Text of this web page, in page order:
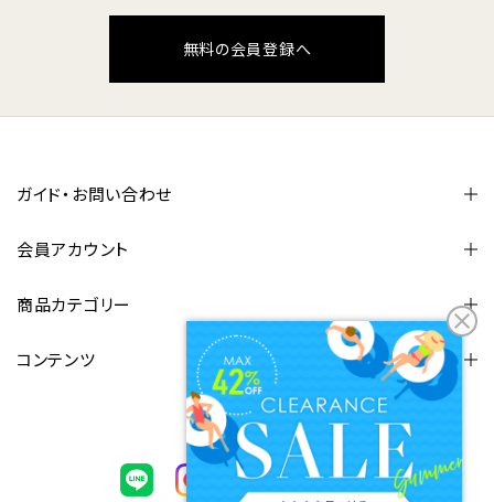
無料の会員登録へ
ガイド・お問い合わせ
会員アカウント
商品カテゴリー
コンテンツ
FOLLOW US